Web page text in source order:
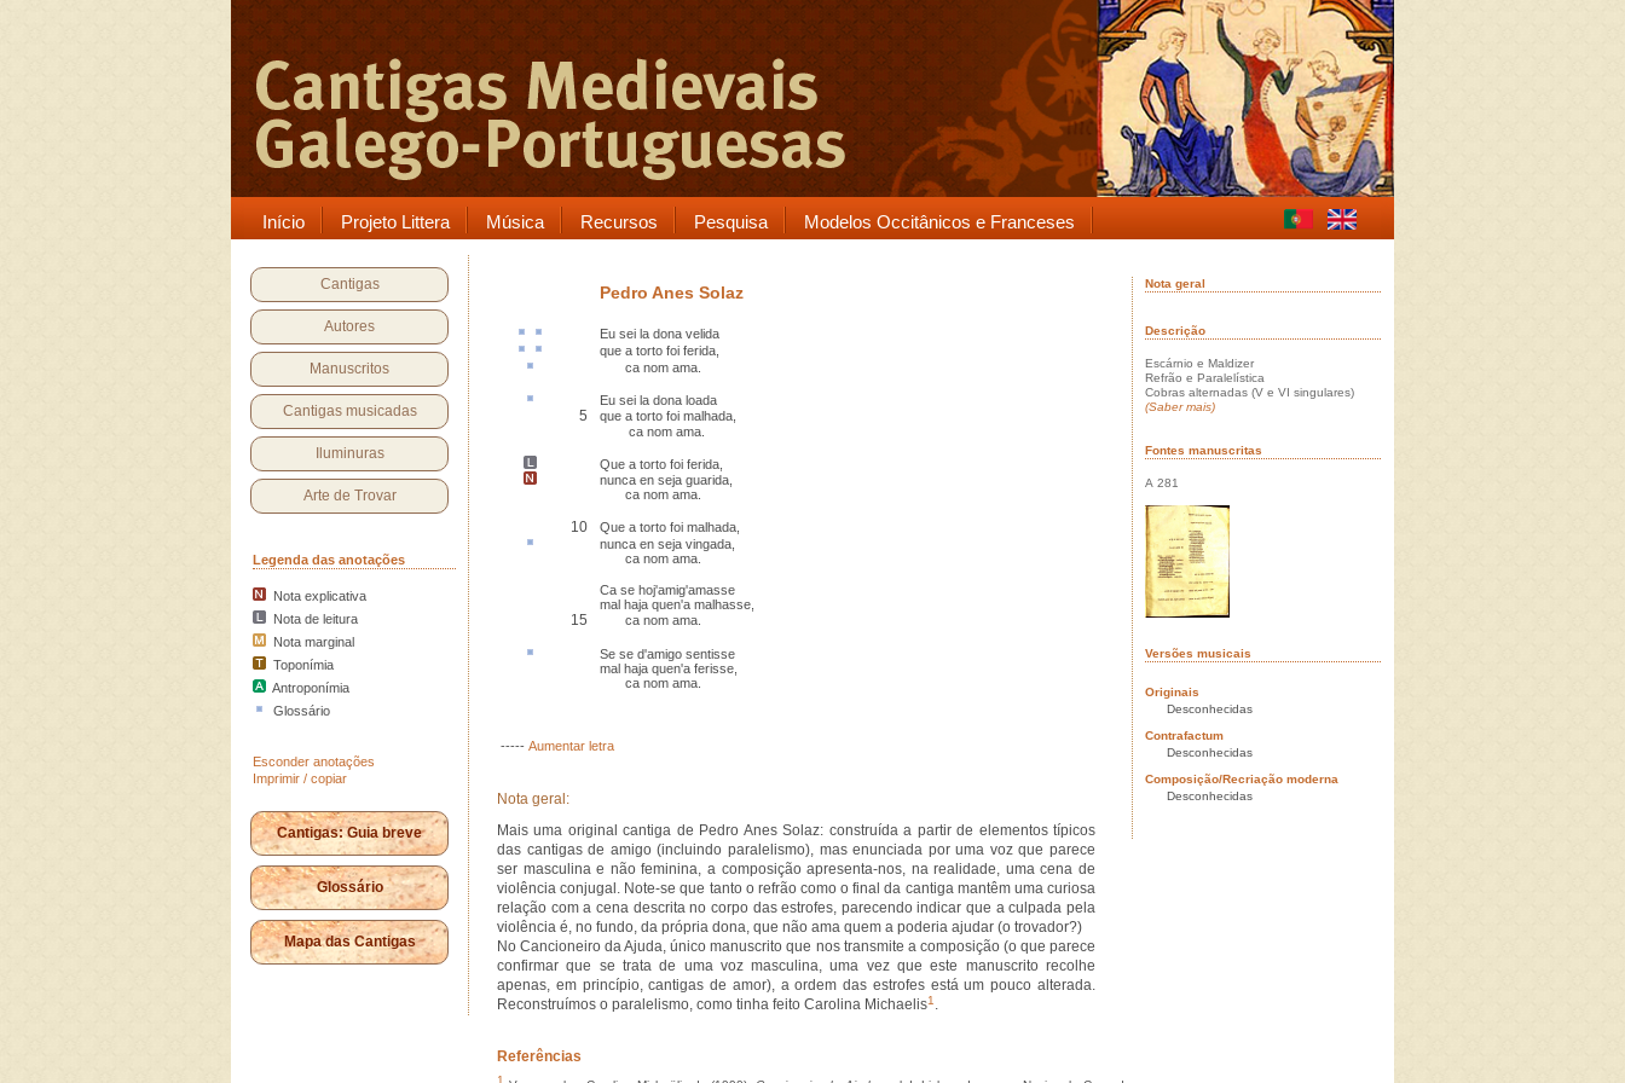
Início Projeto Littera Música Recursos Pesquisa Modelos Occitânicos e Franceses
Cantigas
Autores
Manuscritos
Cantigas musicadas
Iluminuras
Arte de Trovar
Legenda das anotações
Nota explicativa
Nota de leitura
Nota marginal
Toponímia
Antroponímia
Glossário
Esconder anotações
Imprimir / copiar
Cantigas: Guia breve
Glossário
Mapa das Cantigas
Pedro Anes Solaz
Eu sei la dona velida
que a torto foi ferida
ca nom ama.
Eu sei la dona loada
5
que a torto foi malhada,
ca nom ama.
Que a torto foi ferida
nunca en seja guarida,
ca nom ama.
10
Que a torto foi malhada,
nunca en seja vingada,
ca nom ama.
Ca se hoj'amig'amasse
mal haja quen'a malhasse,
15 ca nom ama.
Se se d'amigo sentisse
mal haja quen'a ferisse,
ca nom ama.
----- Aumentar letra
Nota geral:
Mais uma original cantiga de Pedro Anes Solaz: construída a partir de elementos típicos
das cantigas de amigo (incluindo paralelismo), mas enunciada por uma voz que parece
ser masculina e não feminina, a composição apresenta-nos, na realidade, uma cena de
violência conjugal. Note-se que tanto o refrão como o final da cantiga mantêm uma curiosa
relação com a cena descrita no corpo das estrofes, parecendo indicar que a culpada pela
violência é, no fundo, da própria dona, que não ama quem a poderia ajudar (o trovador?)
No Cancioneiro da Ajuda, único manuscrito que nos transmite a composição (o que parece
confirmar que se trata de uma voz masculina, uma vez que este manuscrito recolhe
apenas, em princípio, cantigas de amor), a ordem das estrofes está um pouco alterada.
Reconstruímos o paralelismo, como tinha feito Carolina Michaelis1 .
Referências
1
Nota geral
Descrição
Escárnio e Maldizer
Refrão e Paralelística
Cobras alternadas (V e VI singulares)
(Saber mais)
Fontes manuscritas
A 281
Versões musicais
Originais
Desconhecidas
Contrafactum
Desconhecidas
Composição/Recriação moderna
Desconhecidas